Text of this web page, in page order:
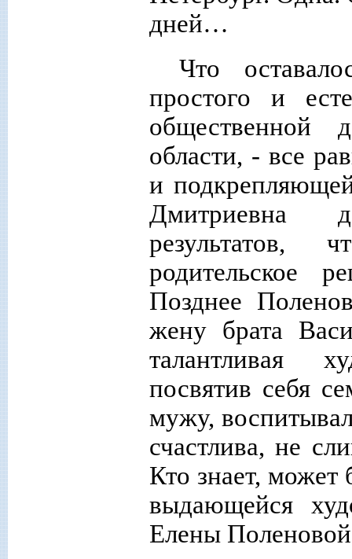
дней…
Что
простого и
общественной
области, - все
и
Дмитриевна
результатов,
родительское
Позднее
жену брата
талантливая
посвятив себя
мужу,
счастлива, не
Кто знает,
выдающейся
Елены